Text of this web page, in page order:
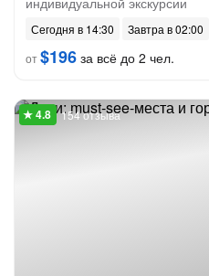
Сегодня в 14:30
Завтра в 02:00
от$196 за всё до 2 чел.
154 отзыва